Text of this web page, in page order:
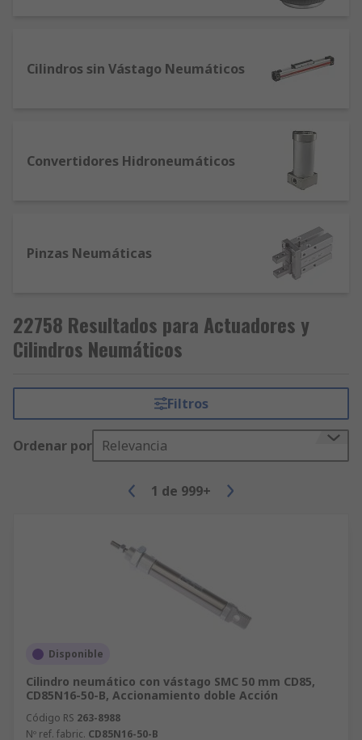
Cilindros sin Vástago Neumáticos
Convertidores Hidroneumáticos
Pinzas Neumáticas
22758 Resultados para Actuadores y
Cilindros Neumáticos
Filtros
Ordenar por Relevancia
1 de 999+
Disponible
Cilindro neumático con vástago SMC 50 mm CD85,
CD85N16-50-B, Accionamiento doble Acción
Código RS 263-8988
Nº ref. fabric. CD85N16-50-B